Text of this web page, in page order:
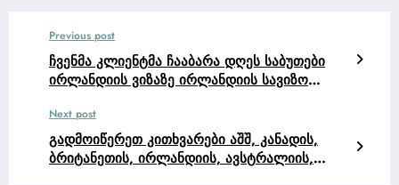
Previous post
ჩვენმა კლიენტმა ჩააბარა დღეს საბუთები
ირლანდიის ვიზაზე ირლანდიის სავიზო
Next post
გადმოიწერეთ კითხვარები აშშ, კანადის,
ბრიტანეთის, ირლანდიის, ავსტრალიის,